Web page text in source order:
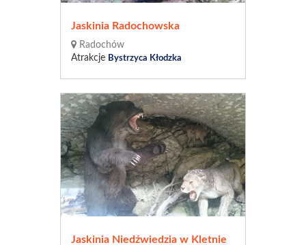
Jaskinia Radochowska
Radochów
Atrakcje Bystrzyca Kłodzka
Jaskinia Niedźwiedzia w Kletnie